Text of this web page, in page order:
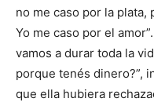
no me caso por la
Yo me caso por el
vamos a durar toda la
porque tenés dinero?”,
que ella hubiera